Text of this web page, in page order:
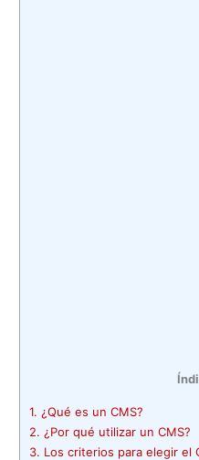
1. ¿Qué es un CMS?
2. ¿Por qué utilizar un CMS?
3. Los criterios para elegir el